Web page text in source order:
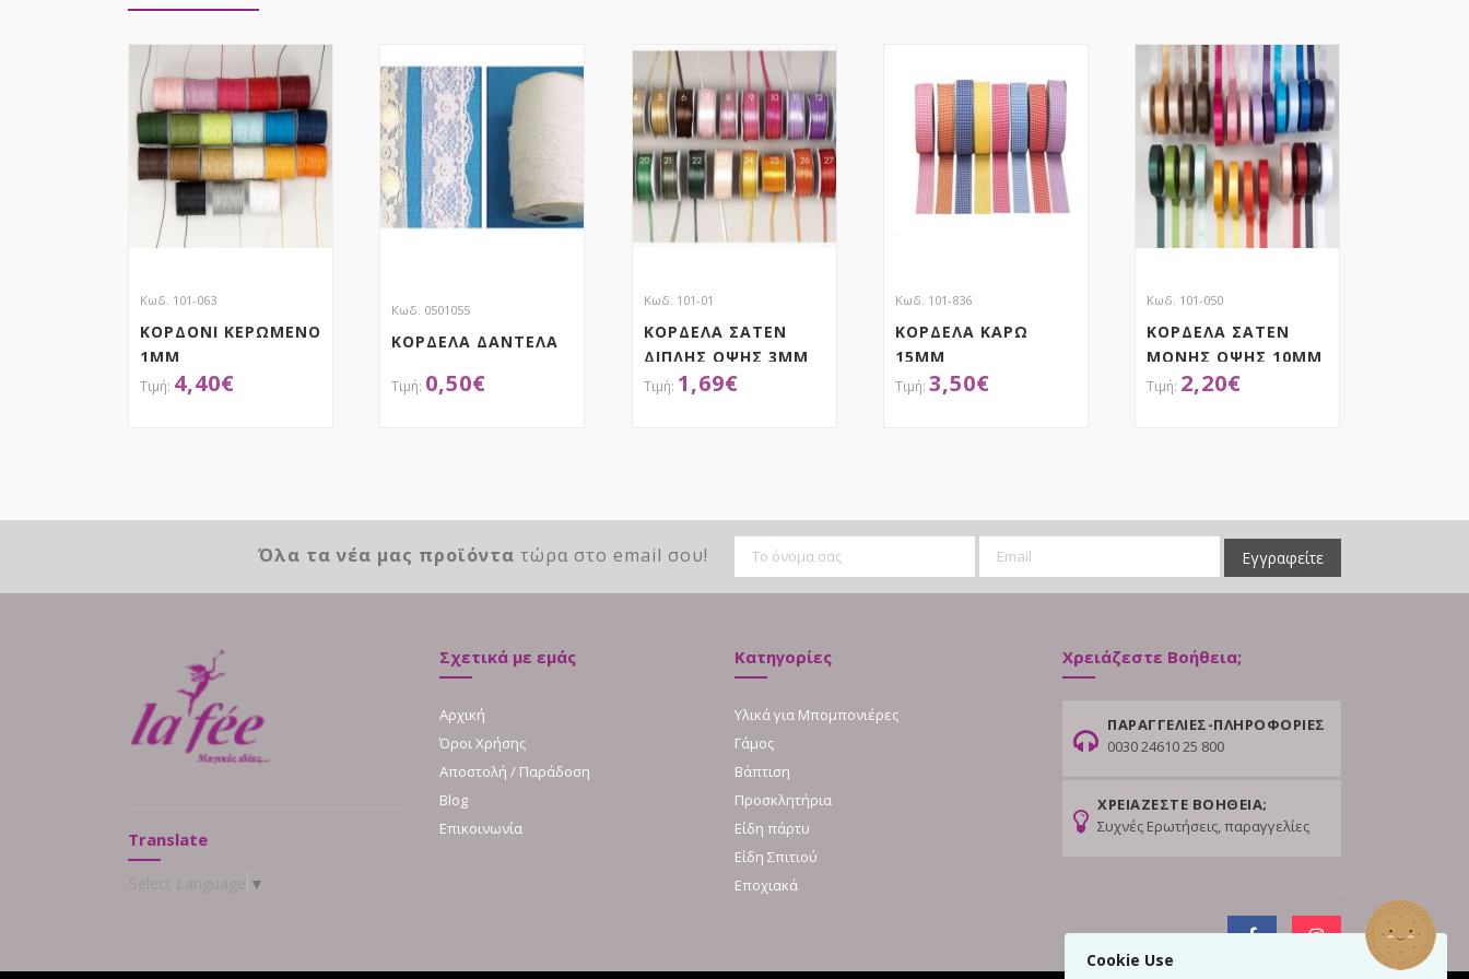
Cookie Use
Κωδ. 101-063
ΚΟΡΔΟΝΙ ΚΕΡΩΜΕΝΟ
1MM
4,40€
Κωδ. 0501055
ΚΟΡΔΕΛΑ ΔΑΝΤΕΛΑ
0,50€
Κωδ. 101-01
ΚΟΡΔΕΛΑ ΣΑΤΕΝ
ΔΙΠΛΗΣ ΟΨΗΣ 3MM
ΜΕ ΟΥΓΙΑ
1,69€
Κωδ. 101-836
ΚΟΡΔΕΛΑ ΚΑΡΩ
15MM
3,50€
Κωδ. 101-050
ΚΟΡΔΕΛΑ ΣΑΤΕΝ
MOΝΗΣ ΟΨΗΣ 10MM
ΜΕ ΟΥΓΙΑ
2,20€
Όλα τα νέα μας προϊόντα τώρα στο email σου! Εγγραφείτε
Translate
▼
Σχετικά με εμάς
Αρχική
Όροι Χρήσης
Αποστολή / Παράδοση
Blog
Επικοινωνία
Κατηγορίες
Υλικά για Μπομπονιέρες
Γάμος
Βάπτιση
Προσκλητήρια
Είδη πάρτυ
Είδη Σπιτιού
Εποχιακά
Χρειάζεστε Βοήθεια;
ΠΑΡΑΓΓΕΛΙΕΣ-ΠΛΗΡΟΦΟΡΙΕΣ
0030 24610 25 800
ΧΡΕΙΑΖΕΣΤΕ ΒΟΗΘΕΙΑ;
Συχνές Ερωτήσεις, παραγγελίες